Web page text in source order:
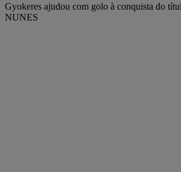
Gyokeres ajudou com golo à conquista do
NUNES